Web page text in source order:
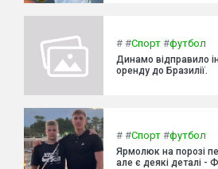
# #Спорт #футбол
Динамо відправило
оренду до Бразилії.
# #Спорт #футбол
Ярмолюк на порозі
але є деякі деталі -